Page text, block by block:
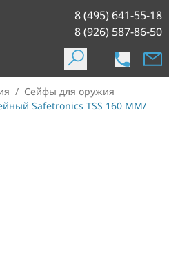
8 (495) 641-55-18
8 (926) 587-86-50
/ Сейфы для оружия
Safetronics TSS 160 MM/